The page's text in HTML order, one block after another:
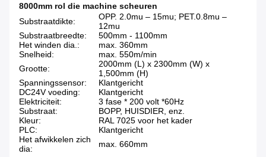
8000mm rol die machine scheuren
Substraatdikte:
OPP. 2.0mu – 15mu; PET.0.8mu –
12mu
Substraatbreedte:
500mm - 1100mm
Het winden dia.:
max. 360mm
Snelheid:
max. 550m/min
Grootte:
2000mm (L) x 2300mm (W) x
1,500mm (H)
Spanningssensor:
Klantgericht
DC24V voeding:
Klantgericht
Elektriciteit:
3 fase * 200 volt *60Hz
Substraat:
BOPP, HUISDIER, enz.
Kleur:
RAL 7025 voor het kader
PLC:
Klantgericht
Het afwikkelen zich
dia:
max. 660mm